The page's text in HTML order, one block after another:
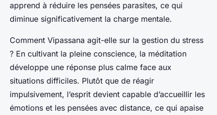
apprend à réduire les pensées parasites, ce qui
diminue significativement la charge mentale.
Comment Vipassana agit-elle sur la gestion du stress
? En cultivant la pleine conscience, la méditation
développe une réponse plus calme face aux
situations difficiles. Plutôt que de réagir
impulsivement, l’esprit devient capable d’accueillir les
émotions et les pensées avec distance, ce qui apaise